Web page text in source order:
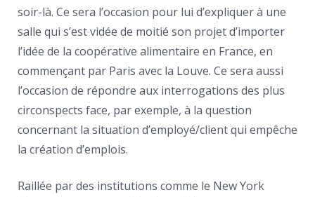
soir-là. Ce sera l’occasion pour lui d’expliquer à une
salle qui s’est vidée de moitié son projet d’importer
l’idée de la coopérative alimentaire en France, en
commençant par Paris avec la Louve. Ce sera aussi
l’occasion de répondre aux interrogations des plus
circonspects face, par exemple, à la question
concernant la situation d’employé/client qui empêche
la création d’emplois.
Raillée par des institutions comme le New York